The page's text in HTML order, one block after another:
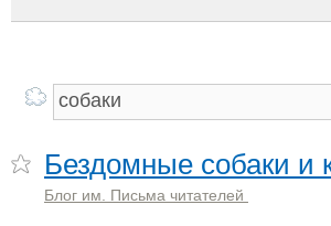
Бездомные собаки и
Блог им. Письма читателей